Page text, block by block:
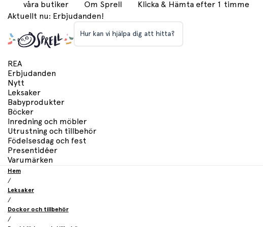
våra butiker Om Sprell Klicka & Hämta efter 1 timme
Aktuellt nu: Erbjudanden!
Hur kan vi hjälpa dig att hitta?
REA
Erbjudanden
Nytt
Leksaker
Babyprodukter
Böcker
Inredning och möbler
Utrustning och tillbehör
Födelsesdag och fest
Presentidéer
Varumärken
Hem
/
Leksaker
/
Dockor och tillbehör
/